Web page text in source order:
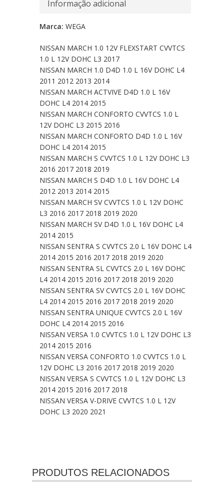
Informação adicional
Marca: WEGA
NISSAN MARCH 1.0 12V FLEXSTART CVVTCS
1.0 L 12V DOHC L3 2017
NISSAN MARCH 1.0 D4D 1.0 L 16V DOHC L4
2011 2012 2013 2014
NISSAN MARCH ACTVIVE D4D 1.0 L 16V
DOHC L4 2014 2015
NISSAN MARCH CONFORTO CVVTCS 1.0 L
12V DOHC L3 2015 2016
NISSAN MARCH CONFORTO D4D 1.0 L 16V
DOHC L4 2014 2015
NISSAN MARCH S CVVTCS 1.0 L 12V DOHC L3
2016 2017 2018 2019
NISSAN MARCH S D4D 1.0 L 16V DOHC L4
2012 2013 2014 2015
NISSAN MARCH SV CVVTCS 1.0 L 12V DOHC
L3 2016 2017 2018 2019 2020
NISSAN MARCH SV D4D 1.0 L 16V DOHC L4
2014 2015
NISSAN SENTRA S CVVTCS 2.0 L 16V DOHC L4
2014 2015 2016 2017 2018 2019 2020
NISSAN SENTRA SL CVVTCS 2.0 L 16V DOHC
L4 2014 2015 2016 2017 2018 2019 2020
NISSAN SENTRA SV CVVTCS 2.0 L 16V DOHC
L4 2014 2015 2016 2017 2018 2019 2020
NISSAN SENTRA UNIQUE CVVTCS 2.0 L 16V
DOHC L4 2014 2015 2016
NISSAN VERSA 1.0 CVVTCS 1.0 L 12V DOHC L3
2014 2015 2016
NISSAN VERSA CONFORTO 1.0 CVVTCS 1.0 L
12V DOHC L3 2016 2017 2018 2019 2020
NISSAN VERSA S CVVTCS 1.0 L 12V DOHC L3
2014 2015 2016 2017 2018
NISSAN VERSA V-DRIVE CVVTCS 1.0 L 12V
DOHC L3 2020 2021
PRODUTOS RELACIONADOS